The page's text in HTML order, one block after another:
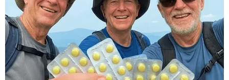
opravy
Jak nainstalovat elektrický
sporák
Plynový sporák lze vyměnit za